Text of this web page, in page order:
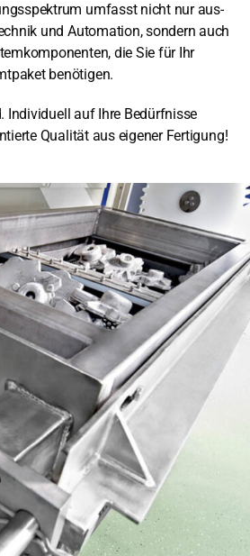
umfasst nicht nur aus­
und Auto­ma­ti­on, son­dern auch
die Sie für Ihr
benö­ti­gen.
Indi­vi­du­ell auf Ihre Bedürf­nis­se
Qua­li­tät aus eige­ner Fer­ti­gung!